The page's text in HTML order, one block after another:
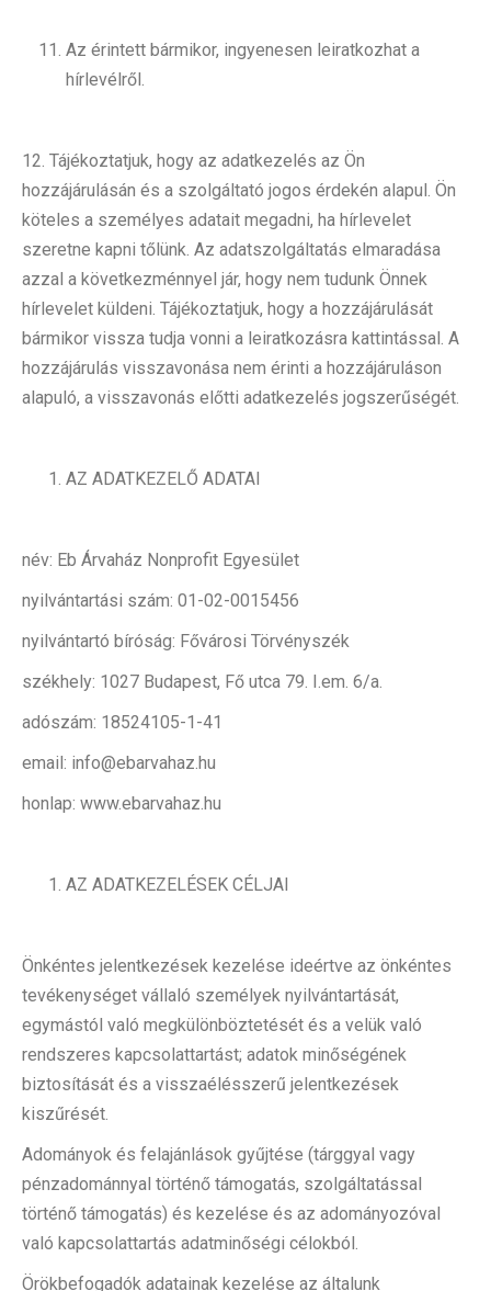
Az érintett bármikor, ingyenesen leiratkozhat a
hírlevélről.
12. Tájékoztatjuk, hogy az adatkezelés az Ön
hozzájárulásán és a szolgáltató jogos érdekén alapul. Ön
köteles a személyes adatait megadni, ha hírlevelet
szeretne kapni tőlünk. Az adatszolgáltatás elmaradása
azzal a következménnyel jár, hogy nem tudunk Önnek
hírlevelet küldeni. Tájékoztatjuk, hogy a hozzájárulását
bármikor vissza tudja vonni a leiratkozásra kattintással. A
hozzájárulás visszavonása nem érinti a hozzájáruláson
alapuló, a visszavonás előtti adatkezelés jogszerűségét.
AZ ADATKEZELŐ ADATAI
név: Eb Árvaház Nonprofit Egyesület
nyilvántartási szám: 01-02-0015456
nyilvántartó bíróság: Fővárosi Törvényszék
székhely: 1027 Budapest, Fő utca 79. I.em. 6/a.
adószám: 18524105-1-41
email: info@ebarvahaz.hu
honlap: www.ebarvahaz.hu
AZ ADATKEZELÉSEK CÉLJAI
Önkéntes jelentkezések kezelése ideértve az önkéntes
tevékenységet vállaló személyek nyilvántartását,
egymástól való megkülönböztetését és a velük való
rendszeres kapcsolattartást; adatok minőségének
biztosítását és a visszaélésszerű jelentkezések
kiszűrését.
Adományok és felajánlások gyűjtése (tárggyal vagy
pénzadománnyal történő támogatás, szolgáltatással
történő támogatás) és kezelése és az adományozóval
való kapcsolattartás adatminőségi célokból.
Örökbefogadók adatainak kezelése az általunk